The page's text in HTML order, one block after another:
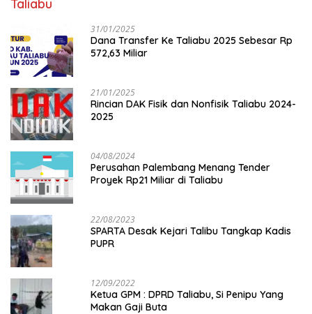
Taliabu
31/01/2025
Dana Transfer Ke Taliabu 2025 Sebesar Rp
572,63 Miliar
21/01/2025
Rincian DAK Fisik dan Nonfisik Taliabu 2024-
2025
04/08/2024
Perusahan Palembang Menang Tender
Proyek Rp21 Miliar di Taliabu
22/08/2023
SPARTA Desak Kejari Talibu Tangkap Kadis
PUPR
12/09/2022
Ketua GPM : DPRD Taliabu, Si Penipu Yang
Makan Gaji Buta